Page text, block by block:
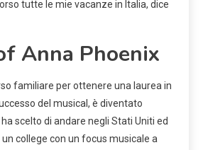
tutte le mie vacanze in Italia, dice
Anna Phoenix
familiare per ottenere una laurea in
del musical, è diventato
scelto di andare negli Stati Uniti ed
college con un focus musicale a